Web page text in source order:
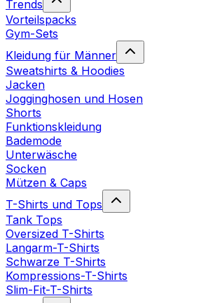
Trends
Vorteilspacks
Gym-Sets
Kleidung für Männer
Sweatshirts & Hoodies
Jacken
Jogginghosen und Hosen
Shorts
Funktionskleidung
Bademode
Unterwäsche
Socken
Mützen & Caps
T-Shirts und Tops
Tank Tops
Oversized T-Shirts
Langarm-T-Shirts
Schwarze T-Shirts
Kompressions-T-Shirts
Slim-Fit-T-Shirts